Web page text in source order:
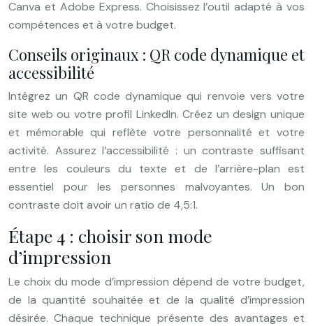
Canva et Adobe Express. Choisissez l’outil adapté à vos
compétences et à votre budget.
Conseils originaux : QR code dynamique et
accessibilité
Intégrez un QR code dynamique qui renvoie vers votre
site web ou votre profil LinkedIn. Créez un design unique
et mémorable qui reflète votre personnalité et votre
activité. Assurez l’accessibilité : un contraste suffisant
entre les couleurs du texte et de l’arrière-plan est
essentiel pour les personnes malvoyantes. Un bon
contraste doit avoir un ratio de 4,5:1.
Étape 4 : choisir son mode
d’impression
Le choix du mode d’impression dépend de votre budget,
de la quantité souhaitée et de la qualité d’impression
désirée. Chaque technique présente des avantages et